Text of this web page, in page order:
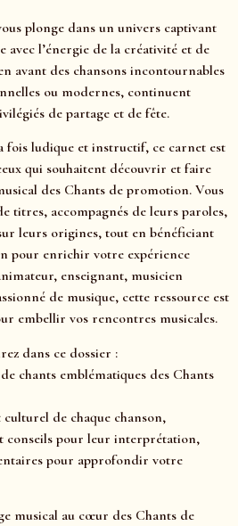
plonge dans un univers captivant
avec l’énergie de la créativité et de
avant des chansons incontournables
ou modernes, continuent
de partage et de fête.
fois ludique et instructif, ce carnet est
qui souhaitent découvrir et faire
des Chants de promotion. Vous
titres, accompagnés de leurs paroles,
leurs origines, tout en bénéficiant
pour enrichir votre expérience
enseignant, musicien
de musique, cette ressource est
embellir vos rencontres musicales.
dans ce dossier :
chants emblématiques des Chants
de chaque chanson,
conseils pour leur interprétation,
pour approfondir votre
musical au cœur des Chants de